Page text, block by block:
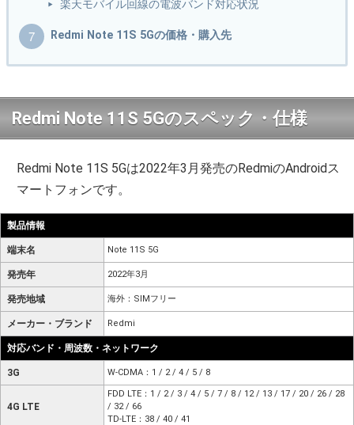
楽天モバイル回線の電波バンド対応状況
Redmi Note 11S 5Gの価格・購入先
Redmi Note 11S 5Gのスペック・仕様
Redmi Note 11S 5Gは2022年3月発売のRedmiのAndroidス
マートフォンです。
製品情報
端末名 Note 11S 5G
発売年 2022年3月
発売地域 海外：SIMフリー
メーカー・ブランド Redmi
対応バンド・周波数・ネットワーク
3G W-CDMA：1 / 2 / 4 / 5 / 8
4G LTE
FDD LTE：1 / 2 / 3 / 4 / 5 / 7 / 8 / 12 / 13 / 17 / 20 / 26 / 28
/ 32 / 66
TD-LTE：38 / 40 / 41